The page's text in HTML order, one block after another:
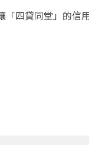
四貸同堂」的